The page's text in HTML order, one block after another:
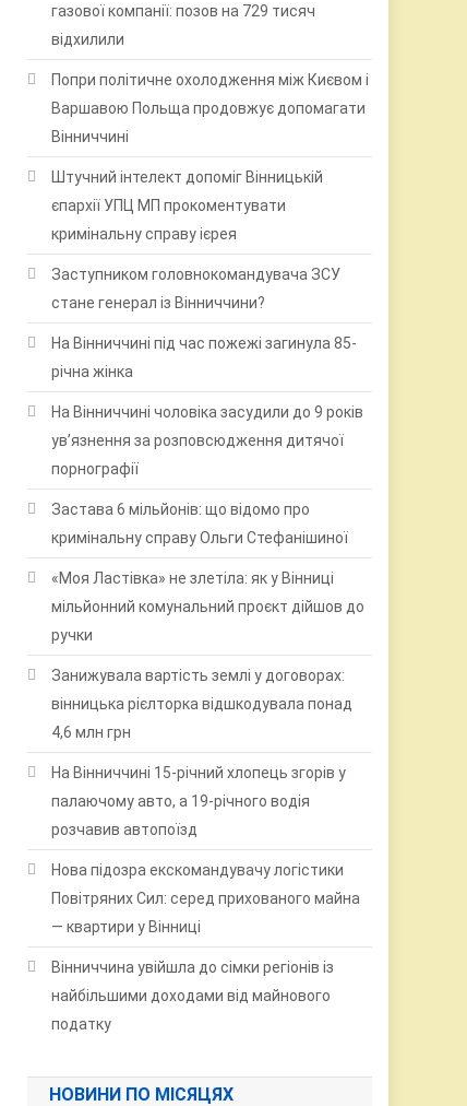
газової компанії: позов на 729 тисяч
відхилили
Попри політичне охолодження між Києвом і
Варшавою Польща продовжує допомагати
Вінниччині
Штучний інтелект допоміг Вінницькій
єпархії УПЦ МП прокоментувати
кримінальну справу ієрея
Заступником головнокомандувача ЗСУ
стане генерал із Вінниччини?
На Вінниччині під час пожежі загинула 85-
річна жінка
На Вінниччині чоловіка засудили до 9 років
ув’язнення за розповсюдження дитячої
порнографії
Застава 6 мільйонів: що відомо про
кримінальну справу Ольги Стефанішиної
«Моя Ластівка» не злетіла: як у Вінниці
мільйонний комунальний проєкт дійшов до
ручки
Занижувала вартість землі у договорах:
вінницька рієлторка відшкодувала понад
4,6 млн грн
На Вінниччині 15-річний хлопець згорів у
палаючому авто, а 19-річного водія
розчавив автопоїзд
Нова підозра екскомандувачу логістики
Повітряних Сил: серед прихованого майна
— квартири у Вінниці
Вінниччина увійшла до сімки регіонів із
найбільшими доходами від майнового
податку
НОВИНИ ПО МІСЯЦЯХ